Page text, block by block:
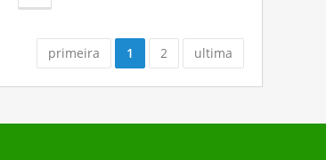
primeira 1 (current)
2 ultima